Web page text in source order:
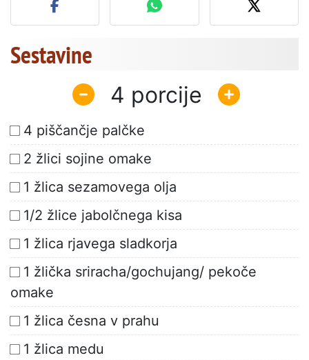
Sestavine
4
4 piščančje palčke
2 žlici sojine omake
1 žlica sezamovega olja
1/2 žlice jabolčnega kisa
1 žlica rjavega sladkorja
1 žlička sriracha/gochujang/ pekoče
omake
1 žlica česna v prahu
1 žlica medu